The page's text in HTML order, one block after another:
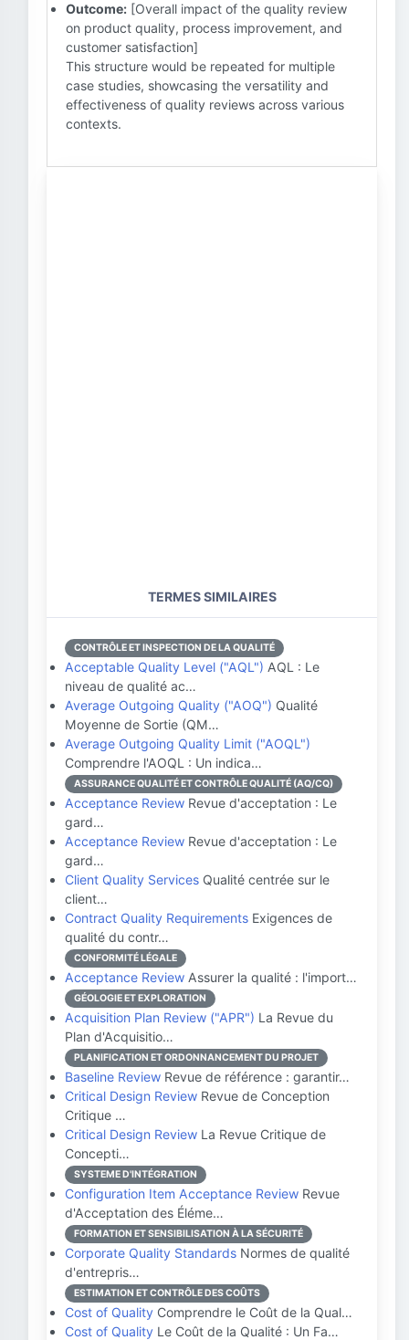
Outcome: [Overall impact of the quality review
on product quality, process improvement, and
customer satisfaction]
This structure would be repeated for multiple
case studies, showcasing the versatility and
effectiveness of quality reviews across various
contexts.
TERMES SIMILAIRES
CONTRÔLE ET INSPECTION DE LA QUALITÉ
Acceptable Quality Level ("AQL") AQL : Le
niveau de qualité ac…
Average Outgoing Quality ("AOQ") Qualité
Moyenne de Sortie (QM…
Average Outgoing Quality Limit ("AOQL")
Comprendre l'AOQL : Un indica…
ASSURANCE QUALITÉ ET CONTRÔLE QUALITÉ (AQ/CQ)
Acceptance Review Revue d'acceptation : Le
gard…
Acceptance Review Revue d'acceptation : Le
gard…
Client Quality Services Qualité centrée sur le
client…
Contract Quality Requirements Exigences de
qualité du contr…
CONFORMITÉ LÉGALE
Acceptance Review Assurer la qualité : l'import…
GÉOLOGIE ET EXPLORATION
Acquisition Plan Review ("APR") La Revue du
Plan d'Acquisitio…
PLANIFICATION ET ORDONNANCEMENT DU PROJET
Baseline Review Revue de référence : garantir…
Critical Design Review Revue de Conception
Critique …
Critical Design Review La Revue Critique de
Concepti…
SYSTEME D'INTÉGRATION
Configuration Item Acceptance Review Revue
d'Acceptation des Éléme…
FORMATION ET SENSIBILISATION À LA SÉCURITÉ
Corporate Quality Standards Normes de qualité
d'entrepris…
ESTIMATION ET CONTRÔLE DES COÛTS
Cost of Quality Comprendre le Coût de la Qual…
Cost of Quality Le Coût de la Qualité : Un Fa…